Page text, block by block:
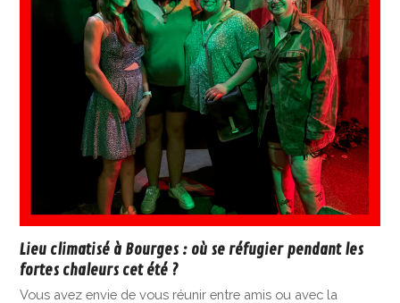
Lieu climatisé à Bourges : où se réfugier pendant les
fortes chaleurs cet été ?
Vous avez envie de vous réunir entre amis ou avec la